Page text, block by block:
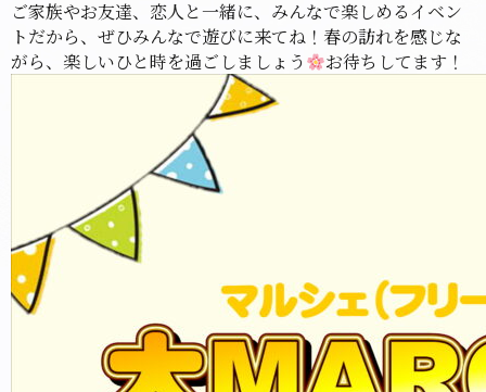
ご家族やお友達、恋人と一緒に、みんなで楽しめるイベン
トだから、ぜひみんなで遊びに来てね！春の訪れを感じな
がら、楽しいひと時を過ごしましょう
お待ちしてます！